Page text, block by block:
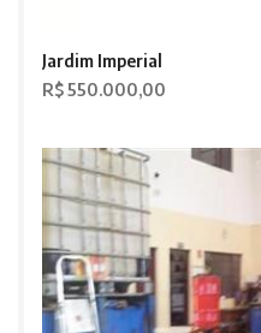
Jardim Imperial
R$ 550.000,00